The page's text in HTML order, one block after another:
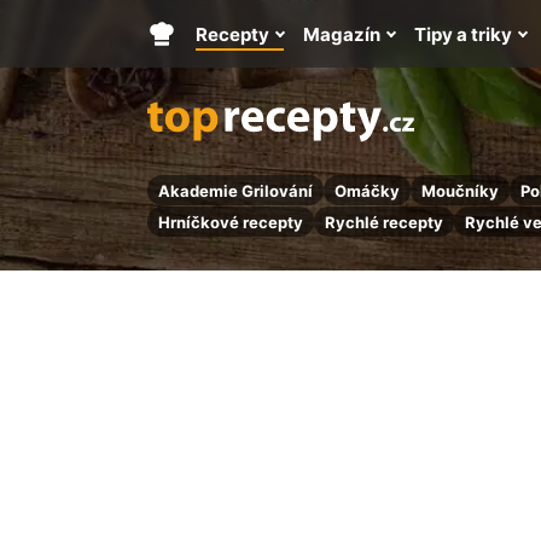
Akademie Grilování Omáčky Moučníky
Hrníčkové recepty
Rychlé recepty Rychlé
Hlavní
stránka
Recepty Magazín Tipy a triky